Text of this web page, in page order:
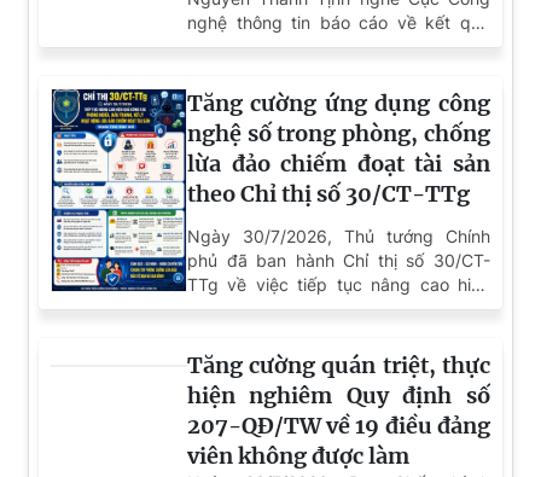
Dự đoán bảo mật mạng năm 2026: Phân tích xu hướng
và thách thức đang hình thành
Lỗ hổng WebView trên Chrome cho phép tin tặc vượt
qua các rào cản bảo mật